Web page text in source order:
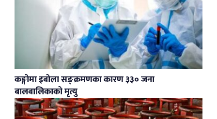
कङ्गोमा इबोला सङ्क्रमणका कारण ३३० जना
बालबालिकाको मृत्यु